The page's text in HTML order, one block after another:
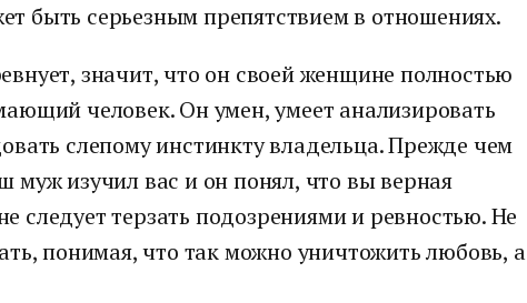
быть серьезным препятствием в отношениях.
значит, что он своей женщине полностью
человек. Он умен, умеет анализировать
слепому инстинкту владельца. Прежде чем
муж изучил вас и он понял, что вы верная
следует терзать подозрениями и ревностью. Не
понимая, что так можно уничтожить любовь, а